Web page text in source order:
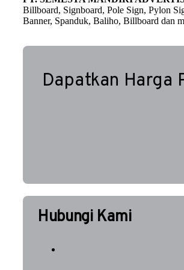
Billboard, Signboard, Pole Sign, Pylon
Banner, Spanduk, Baliho, Billboard dan
Dapatkan Harga
Hubungi Kami